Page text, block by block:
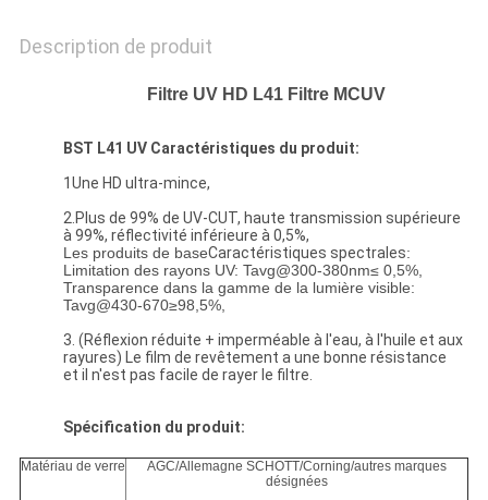
Description de produit
Filtre UV HD L41 Filtre MCUV
BST L41 UV Caractéristiques du produit:
1Une HD ultra-mince,
2.Plus de 99% de UV-CUT, haute transmission supérieure
à 99%, réflectivité inférieure à 0,5%,
Les produits de baseCaractéristiques spectrales:
Limitation des rayons UV: Tavg@300-380nm≤ 0,5%,
Transparence dans la gamme de la lumière visible:
Tavg@430-670≥98,5%,
3. (Réflexion réduite + imperméable à l'eau, à l'huile et aux
rayures) Le film de revêtement a une bonne résistance
et il n'est pas facile de rayer le filtre.
Spécification du produit:
Matériau de verre
AGC/Allemagne SCHOTT/Corning/autres marques
désignées